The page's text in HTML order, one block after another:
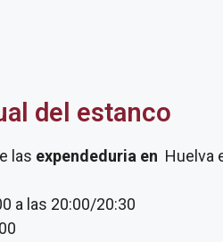
del estanco
las expendeduria en Huelva
a las 20:00/20:30